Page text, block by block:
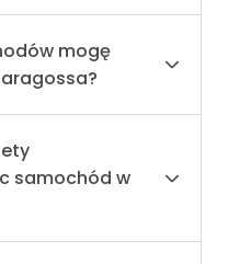
mogę
samochód w